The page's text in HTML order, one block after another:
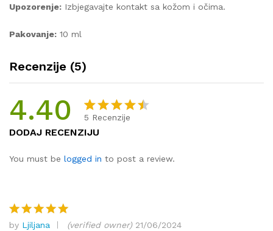
Upozorenje: Izbjegavajte kontakt sa kožom i očima.
Pakovanje: 10 ml
Recenzije (5)
4.40
Korisničk
e ocjene:
4.40od
5
5 Recenzije
DODAJ RECENZIJU
You must be logged in to post a review.
by Ljiljana (verified owner) 21/06/2024